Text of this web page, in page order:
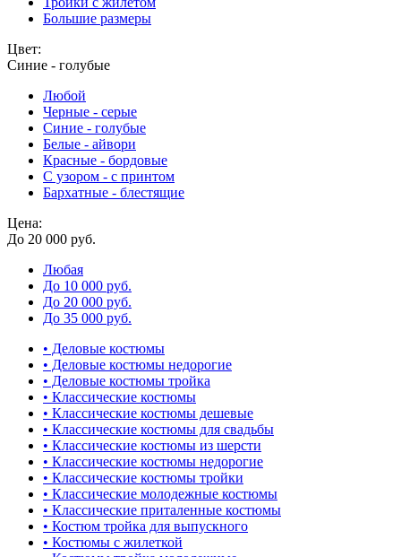
Большие размеры
Цвет:
Синие - голубые
Любой
Черные - серые
Синие - голубые
Белые - айвори
Красные - бордовые
С узором - с принтом
Бархатные - блестящие
Цена:
До 20 000 руб.
Любая
До 10 000 руб.
До 20 000 руб.
До 35 000 руб.
• Деловые костюмы
• Деловые костюмы недорогие
• Деловые костюмы тройка
• Классические костюмы
• Классические костюмы дешевые
• Классические костюмы для свадьбы
• Классические костюмы из шерсти
• Классические костюмы недорогие
• Классические костюмы тройки
• Классические молодежные костюмы
• Классические приталенные костюмы
• Костюм тройка для выпускного
• Костюмы с жилеткой